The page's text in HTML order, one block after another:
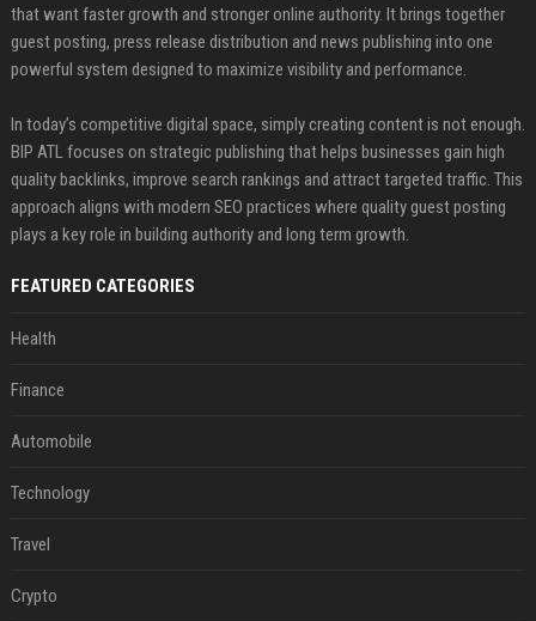
that want faster growth and stronger online authority. It brings together
guest posting, press release distribution and news publishing into one
powerful system designed to maximize visibility and performance.
In today’s competitive digital space, simply creating content is not enough.
BIP ATL focuses on strategic publishing that helps businesses gain high
quality backlinks, improve search rankings and attract targeted traffic. This
approach aligns with modern SEO practices where quality guest posting
plays a key role in building authority and long term growth.
FEATURED CATEGORIES
Health
Finance
Automobile
Technology
Travel
Crypto